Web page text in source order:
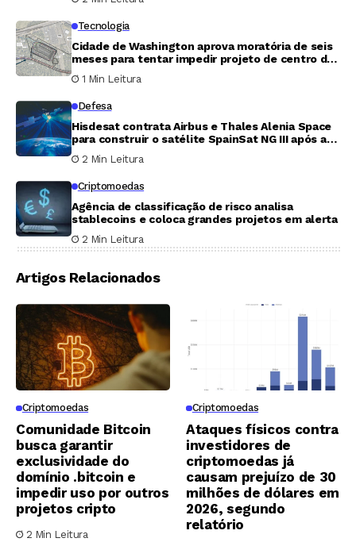
Tecnologia
Cidade de Washington aprova moratória de seis
meses para tentar impedir projeto de centro de
dados de 20 megawatts
1 Min Leitura
Defesa
Hisdesat contrata Airbus e Thales Alenia Space
para construir o satélite SpainSat NG III após a
perda do NG II
2 Min Leitura
Criptomoedas
Agência de classificação de risco analisa
stablecoins e coloca grandes projetos em alerta
2 Min Leitura
Artigos Relacionados
Criptomoedas
Comunidade Bitcoin
busca garantir
exclusividade do
domínio .bitcoin e
impedir uso por outros
projetos cripto
2 Min Leitura
Criptomoedas
Ataques físicos contra
investidores de
criptomoedas já
causam prejuízo de 30
milhões de dólares em
2026, segundo
relatório